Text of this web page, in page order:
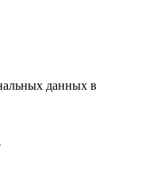
данных в